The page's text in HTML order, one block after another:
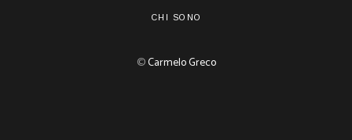
CHI SONO
©Carmelo Greco